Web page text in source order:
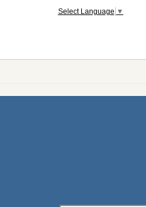
Select Language ▼